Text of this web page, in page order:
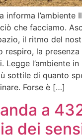
informa l’ambiente
che facciamo.
il ritmo del
respiro, la
Legge l’ambiente
sottile di quanto
Forse è […]
a
dei